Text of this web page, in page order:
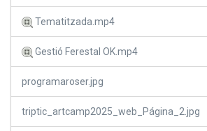
Tematitzada.mp4
Gestió Ferestal OK.mp4
programaroser.jpg
triptic_artcamp2025_web_Página_2.jpg